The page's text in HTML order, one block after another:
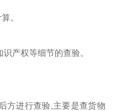
。
产权等细节的查验。
方进行查验,主要是查货物